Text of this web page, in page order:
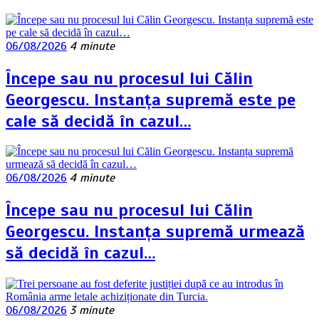
06/08/2026 4 minute
Începe sau nu procesul lui Călin
Georgescu. Instanța supremă este pe
cale să decidă în cazul…
06/08/2026 4 minute
Începe sau nu procesul lui Călin
Georgescu. Instanța supremă urmează
să decidă în cazul…
06/08/2026 3 minute